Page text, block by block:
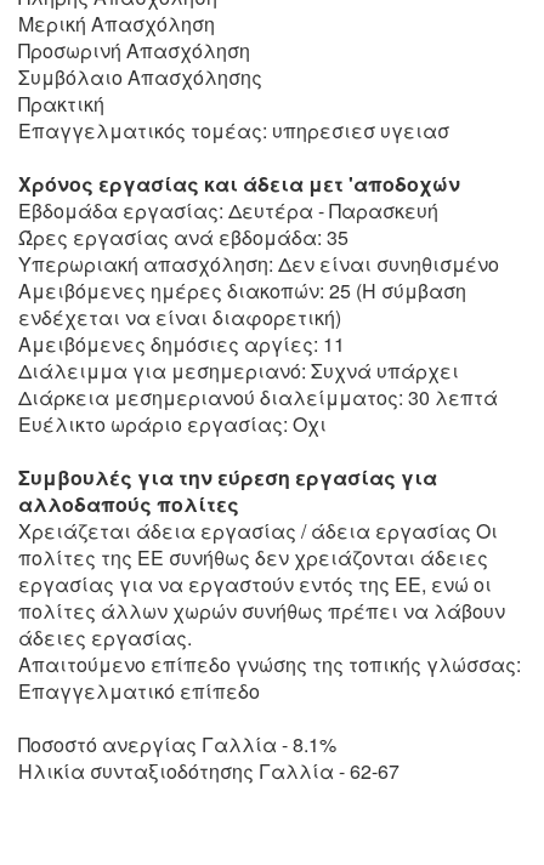
Μερική Απασχόληση
Προσωρινή Απασχόληση
Συμβόλαιο Απασχόλησης
Πρακτική
Επαγγελματικός τομέας: υπηρεσιεσ υγειασ
Χρόνος εργασίας και άδεια μετ 'αποδοχών
Εβδομάδα εργασίας: Δευτέρα - Παρασκευή
Ώρες εργασίας ανά εβδομάδα: 35
Υπερωριακή απασχόληση: Δεν είναι συνηθισμένο
Αμειβόμενες ημέρες διακοπών: 25 (Η σύμβαση
ενδέχεται να είναι διαφορετική)
Αμειβόμενες δημόσιες αργίες: 11
Διάλειμμα για μεσημεριανό: Συχνά υπάρχει
Διάρκεια μεσημεριανού διαλείμματος: 30 λεπτά
Ευέλικτο ωράριο εργασίας: Οχι
Συμβουλές για την εύρεση εργασίας για
αλλοδαπούς πολίτες
Χρειάζεται άδεια εργασίας / άδεια εργασίας Οι
πολίτες της ΕΕ συνήθως δεν χρειάζονται άδειες
εργασίας για να εργαστούν εντός της ΕΕ, ενώ οι
πολίτες άλλων χωρών συνήθως πρέπει να λάβουν
άδειες εργασίας.
Απαιτούμενο επίπεδο γνώσης της τοπικής γλώσσας:
Επαγγελματικό επίπεδο
Ποσοστό ανεργίας Γαλλία - 8.1%
Ηλικία συνταξιοδότησης Γαλλία - 62-67